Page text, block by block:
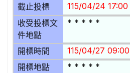
截止投標 115/04/24 17:00
收受投標文
件地點
* * * * *
開標時間 115/04/27 09:00
開標地點 * * * * *